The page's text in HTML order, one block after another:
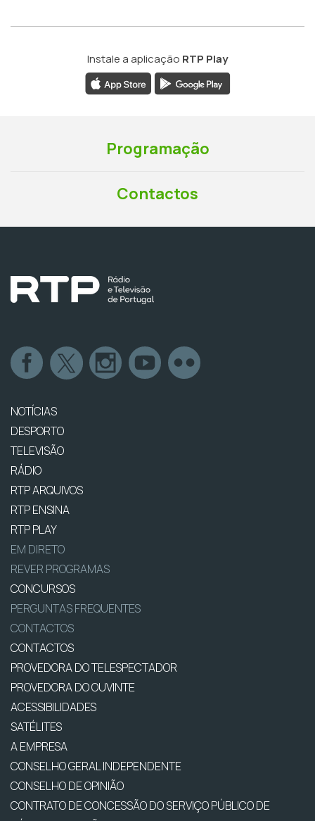
Instale a aplicação RTP Play
Programação
Contactos
NOTÍCIAS
DESPORTO
TELEVISÃO
RÁDIO
RTP ARQUIVOS
RTP ENSINA
RTP PLAY
EM DIRETO
REVER PROGRAMAS
CONCURSOS
PERGUNTAS FREQUENTES
CONTACTOS
CONTACTOS
PROVEDORA DO TELESPECTADOR
PROVEDORA DO OUVINTE
ACESSIBILIDADES
SATÉLITES
A EMPRESA
CONSELHO GERAL INDEPENDENTE
CONSELHO DE OPINIÃO
CONTRATO DE CONCESSÃO DO SERVIÇO PÚBLICO DE